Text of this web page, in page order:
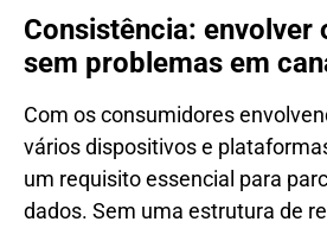
Consistência: envolver
sem problemas em
Com os consumidores
vários dispositivos e
um requisito essencial para
dados. Sem uma estrutura de